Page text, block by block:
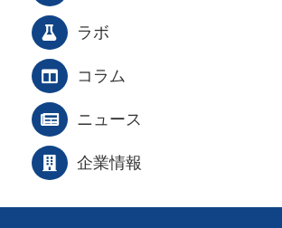
ラボ
コラム
ニュース
企業情報